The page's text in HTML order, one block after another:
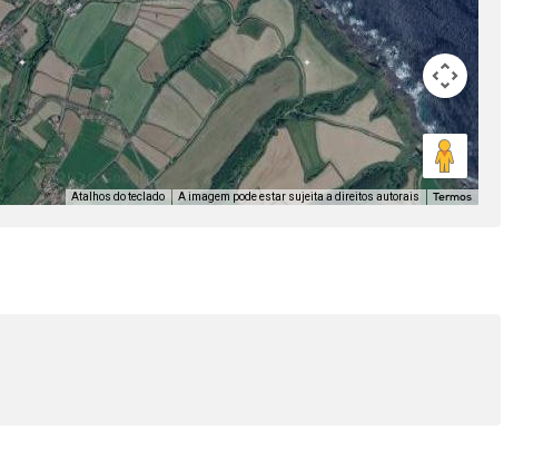
Atalhos do teclado A imagem pode estar sujeita a direitos autorais Termos